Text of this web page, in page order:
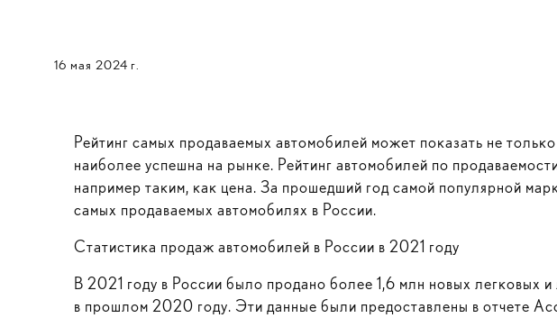
16 мая 2024 г.
Рейтинг самых продаваемых автомобилей может показать не
наиболее успешна на рынке. Рейтинг автомобилей по
например таким, как цена. За прошедший год самой популярной
самых продаваемых автомобилях в России.
Статистика продаж автомобилей в России в 2021 году
В 2021 году в России было продано более 1,6 млн новых легковых
в прошлом 2020 году. Эти данные были предоставлены в отчете